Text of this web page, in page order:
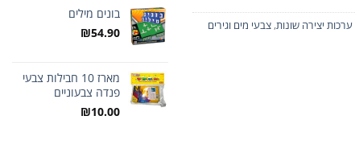
ערכות יצירה שונות, צבעי מים וגירים
בונים מילים
₪54.90
מארז 10 חבילות צבעי
פנדה צבעוניים
₪10.00